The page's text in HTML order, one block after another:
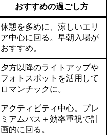
おすすめの過ごし方
休憩を多めに、涼しいエリ
ア中心に回る。早朝入場が
おすすめ。
夕方以降のライトアップや
フォトスポットを活用して
ロマンチックに。
アクティビティ中心。プレ
ミアムパス＋効率重視で計
画的に回る。